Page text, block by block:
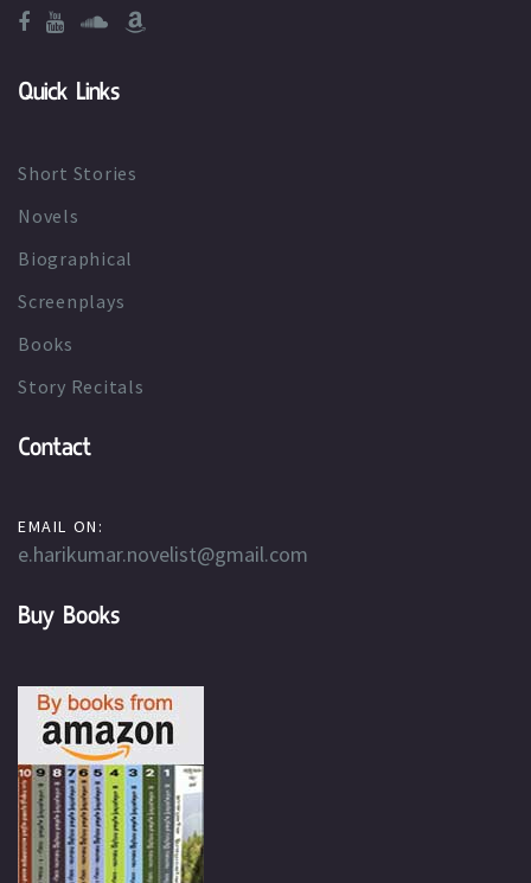
Quick Links
Short Stories
Novels
Biographical
Screenplays
Books
Story Recitals
Contact
EMAIL ON:
e.harikumar.novelist@gmail.com
Buy Books